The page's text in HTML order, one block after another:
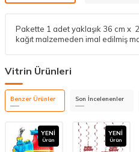
Pakette 1 adet yaklaşık 36 cm x
kağıt malzemeden imal edilmiş
Vitrin Ürünleri
Benzer Ürünler Son İncelenenler
YENI
Ürün
YENI
Ürün